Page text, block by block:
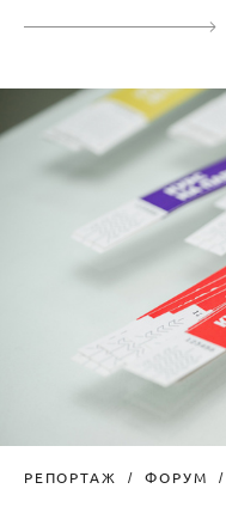
РЕПОРТАЖ ФОРУМ